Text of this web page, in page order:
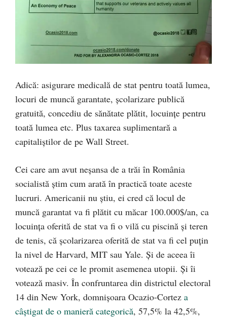
Adică: asigurare medicală de stat pentru toată lumea,
locuri de muncă garantate, școlarizare publică
gratuită, concediu de sănătate plătit, locuințe pentru
toată lumea etc. Plus taxarea suplimentară a
capitaliștilor de pe Wall Street.
Cei care am avut neșansa de a trăi în România
socialistă știm cum arată în practică toate aceste
lucruri. Americanii nu știu, ei cred că locul de
muncă garantat va fi plătit cu măcar 100.000$/an, ca
locuința oferită de stat va fi o vilă cu piscină și teren
de tenis, că școlarizarea oferită de stat va fi cel puțin
la nivel de Harvard, MIT sau Yale. Și de aceea îi
votează pe cei ce le promit asemenea utopii. Și îi
votează masiv. În confruntarea din districtul electoral
14 din New York, domnișoara Ocazio-Cortez a
câștigat de o manieră categorică, 57,5% la 42,5%,